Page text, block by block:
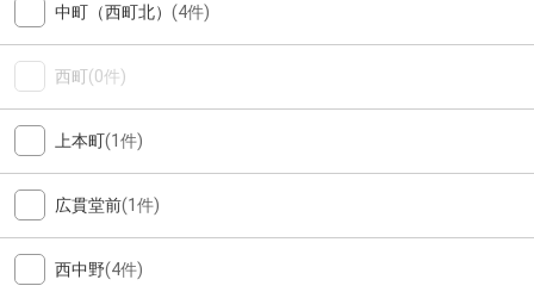
中町（西町北） (4件)
西町(0件)
上本町(1件)
広貫堂前(1件)
西中野(4件)